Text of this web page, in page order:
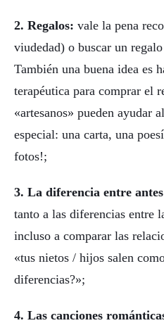
2. Regalos: vale la pena
viudedad) o buscar un
También una buena idea es
terapéutica para comprar el
«artesanos» pueden ayudar
especial: una carta, una
fotos!;
3. La diferencia entre
tanto a las diferencias entre
incluso a comparar las
«tus nietos / hijos salen
diferencias?»;
4. Las canciones